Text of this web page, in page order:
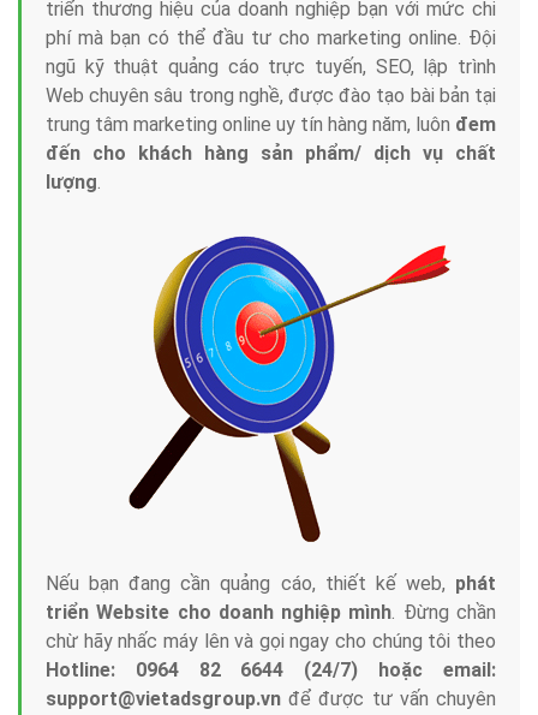
triển thương hiệu của doanh nghiệp bạn với mức chi
phí mà bạn có thể đầu tư cho marketing online. Đội
ngũ kỹ thuật quảng cáo trực tuyến, SEO, lập trình
Web chuyên sâu trong nghề, được đào tạo bài bản tại
trung tâm marketing online uy tín hàng năm, luôn đem
đến cho khách hàng sản phẩm/ dịch vụ chất
lượng.
Nếu bạn đang cần quảng cáo, thiết kế web, phát
triển Website cho doanh nghiệp mình. Đừng chần
chừ hãy nhấc máy lên và gọi ngay cho chúng tôi theo
Hotline: 0964 82 6644 (24/7) hoặc email:
support@vietadsgroup.vn để được tư vấn chuyên